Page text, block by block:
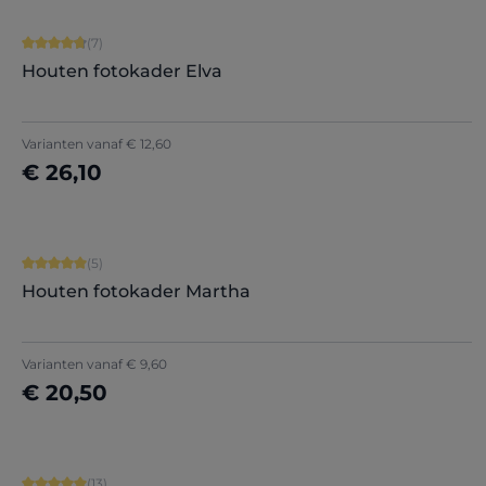
Gemiddelde score van 4.86 op 5 sterren
(7)
Houten fotokader Elva
Varianten vanaf € 12,60
€ 26,10
Nu configureren
Gemiddelde score van 5 op 5 sterren
(5)
Houten fotokader Martha
Varianten vanaf € 9,60
€ 20,50
Nu configureren